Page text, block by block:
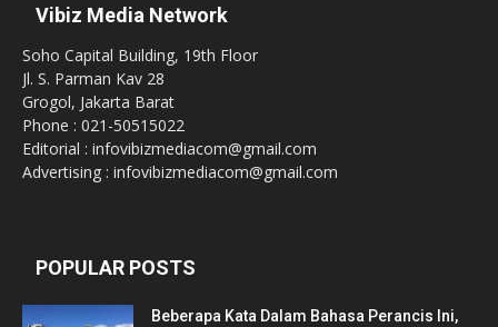
Vibiz Media Network
Soho Capital Building, 19th Floor
Jl. S. Parman Kav 28
Grogol, Jakarta Barat
Phone : 021-50515022
Editorial : infovibizmediacom@gmail.com
Advertising : infovibizmediacom@gmail.com
POPULAR POSTS
Beberapa Kata Dalam Bahasa Perancis Ini,